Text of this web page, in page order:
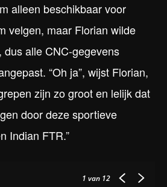
alleen beschikbaar voor
velgen, maar Florian wilde
dus alle CNC-gegevens
“Oh ja”, wijst Florian,
zijn zo groot en lelijk dat
door deze sportieve
Indian FTR.”
1 van 12